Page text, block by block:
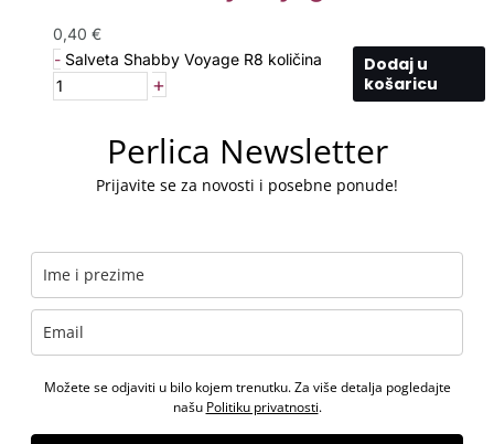
0,40 €
- Salveta Shabby Voyage R8 količina
+
Dodaj u
košaricu
Perlica Newsletter
Prijavite se za novosti i posebne ponude!
Možete se odjaviti u bilo kojem trenutku. Za više detalja pogledajte
našu Politiku privatnosti.